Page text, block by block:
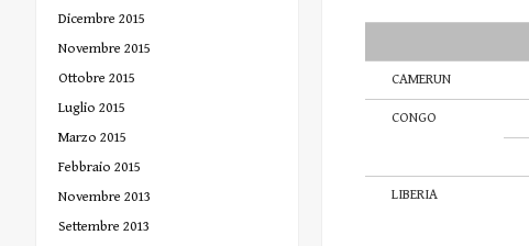
CAMERUN
CONGO
LIBERIA
Dicembre 2015
Novembre 2015
Ottobre 2015
Luglio 2015
Marzo 2015
Febbraio 2015
Novembre 2013
Settembre 2013